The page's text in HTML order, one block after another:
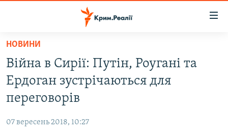
Перейти
основного
матеріалу
Перейти
до
основної
навігації
ВІДЕО ТА ФОТО
БЛОГИ
НОВИНИ
Війна в Сирії: Путін, Роугані та
Ердоган зустрічаються для
переговорів
07 вересень 2018, 10:27